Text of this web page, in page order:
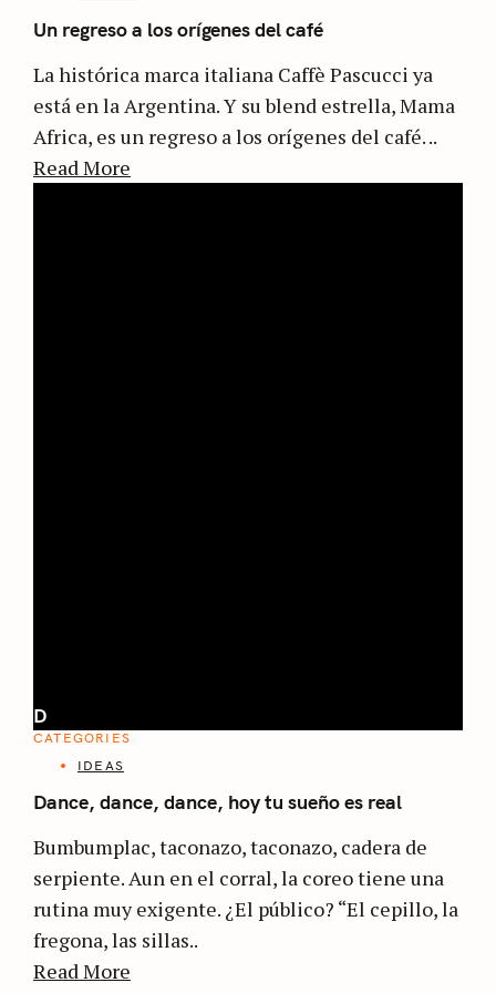
Un regreso a los orígenes del café
La histórica marca italiana Caffè Pascucci ya
está en la Argentina. Y su blend estrella, Mama
Africa, es un regreso a los orígenes del café. ..
Read More
D
CATEGORIES
IDEAS
Dance, dance, dance, hoy tu sueño es real
Bumbumplac, taconazo, taconazo, cadera de
serpiente. Aun en el corral, la coreo tiene una
rutina muy exigente. ¿El público? “El cepillo, la
fregona, las sillas..
Read More